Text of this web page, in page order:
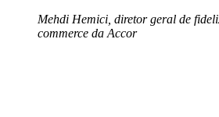
Mehdi Hemici, diretor geral de
commerce da Accor